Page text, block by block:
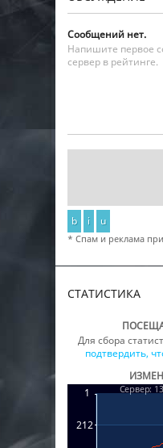
Сообщений нет.
Напишите первое
сервер в рейтинге.
b i u
* Спам и реклама
СТАТИСТИКА
Для сбора
подтвердить,